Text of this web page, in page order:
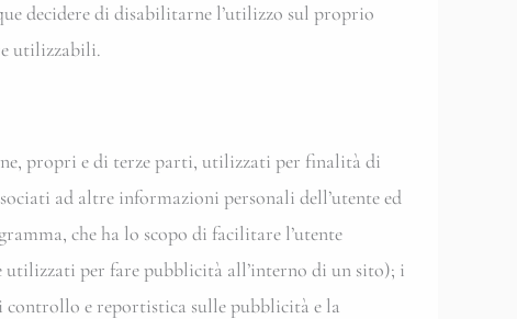
decidere di disabilitarne l’utilizzo sul proprio
utilizzabili.
propri e di terze parti, utilizzati per finalità di
ad altre informazioni personali dell’utente ed
che ha lo scopo di facilitare l’utente
utilizzati per fare pubblicità all’interno di un sito); i
controllo e reportistica sulle pubblicità e la